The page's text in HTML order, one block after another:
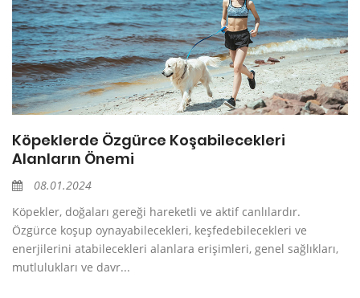
Köpeklerde Özgürce Koşabilecekleri
Alanların Önemi
08.01.2024
Köpekler, doğaları gereği hareketli ve aktif canlılardır.
Özgürce koşup oynayabilecekleri, keşfedebilecekleri ve
enerjilerini atabilecekleri alanlara erişimleri, genel sağlıkları,
mutlulukları ve davr...